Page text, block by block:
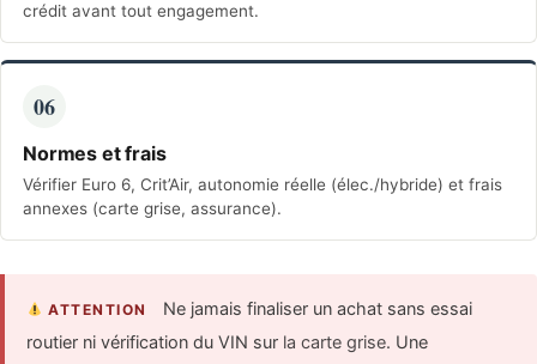
crédit avant tout engagement.
06
Normes et frais
Vérifier Euro 6, Crit’Air, autonomie réelle (élec./hybride) et frais
annexes (carte grise, assurance).
ATTENTION
Ne jamais finaliser un achat sans essai
routier ni vérification du VIN sur la carte grise. Une